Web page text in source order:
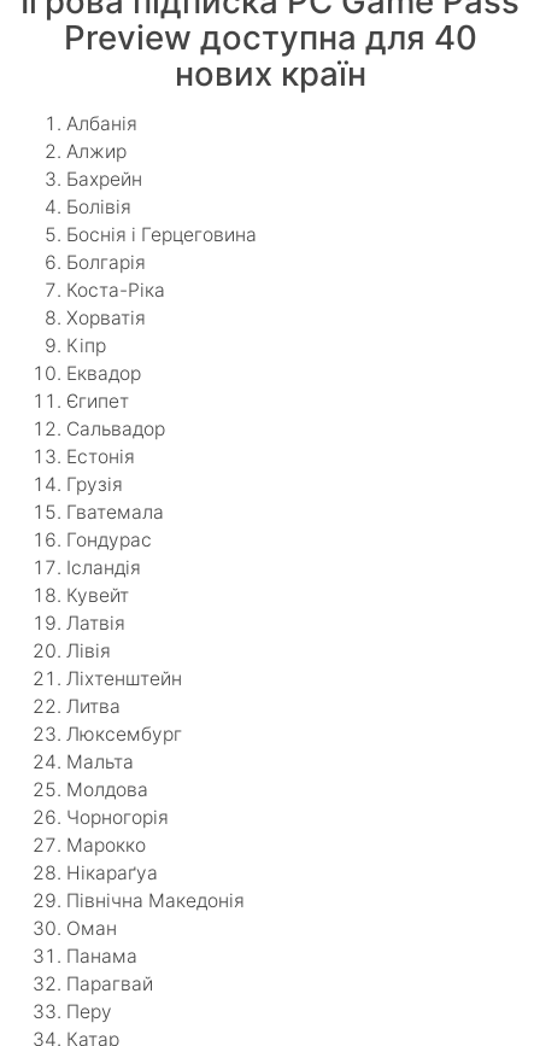
Preview доступна для 40
нових країн
Албанія
Алжир
Бахрейн
Болівія
Боснія і Герцеговина
Болгарія
Коста-Ріка
Хорватія
Кіпр
Еквадор
Єгипет
Сальвадор
Естонія
Грузія
Гватемала
Гондурас
Ісландія
Кувейт
Латвія
Лівія
Ліхтенштейн
Литва
Люксембург
Мальта
Молдова
Чорногорія
Марокко
Нікараґуа
Північна Македонія
Оман
Панама
Парагвай
Перу
Катар